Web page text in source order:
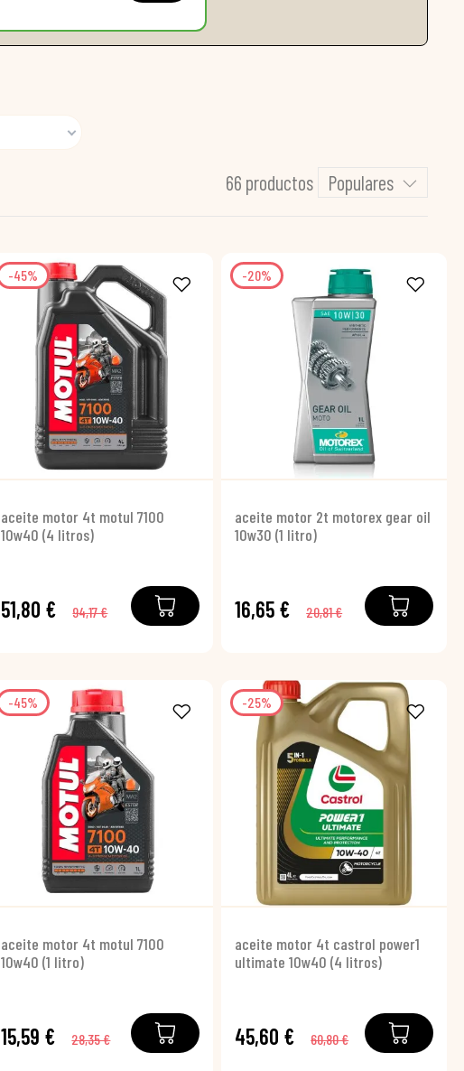
66 productos Populares
-45%
aceite motor 4t motul 7100
10w40 (4 litros)
51,80 € 94,17 €
-20%
aceite motor 2t motorex gear oil
10w30 (1 litro)
16,65 € 20,81 €
-45%
aceite motor 4t motul 7100
10w40 (1 litro)
15,59 € 28,35 €
-25%
aceite motor 4t castrol power1
ultimate 10w40 (4 litros)
45,60 € 60,80 €